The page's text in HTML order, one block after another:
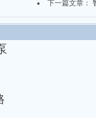
下一篇文章：